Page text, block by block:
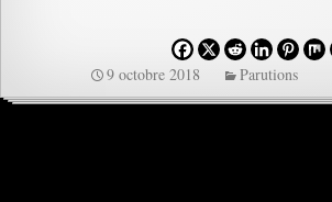
9 octobre 2018 Parutions